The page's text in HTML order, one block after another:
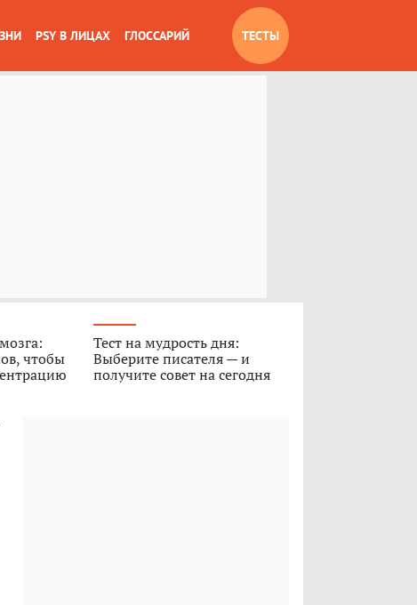
PSY В ЛИЦАХ ГЛОССАРИЙ ТЕСТЫ
чтобы
Тест на мудрость дня:
Выберите писателя — и
получите совет на сегодня